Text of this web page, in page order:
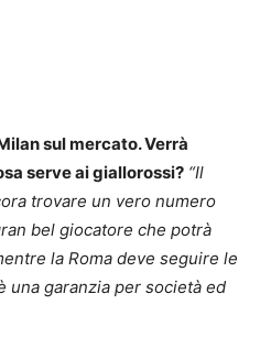
sul mercato. Verrà
serve ai giallorossi? “Il
trovare un vero numero
bel giocatore che potrà
la Roma deve seguire le
una garanzia per società ed